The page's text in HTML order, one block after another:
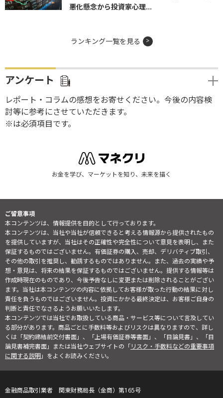
悪化懸念から投資家心理...
ランキング一覧を見る
アンケート
レポート・コラムの感想をお寄せください。今後の内容検
討等に参考にさせていただきます。
※は必須項目です。
お金を学び、マーケットを知り、未来を描く
ご留意事項
本コンテンツは、情報提供を目的として行っております。
本コンテンツは、当社や当社が信頼できると考える情報源から提供されたもの
を提供していますが、当社はその正確性や完全性について意見を表明し、また
保証するものではございません。有価証券の購入、売却、デリバティブ取引、
その他の取引を推奨し、勧誘するものではありません。また、過去の実績や予
想・意見は、将来の結果を保証するものではございません。提供する情報等は
作成時現在のものであり、今後予告なしに変更または削除されることがござい
ます。当社は本コンテンツの内容に依拠してお客様が取った行動の結果に対し
責任を負うものではございません。投資にかかる最終決定は、お客様ご自身の
判断と責任でなさるようお願いいたします。
本コンテンツでは当社でお取扱している商品・サービス等について言及してい
る部分があります。商品ごとに手数料等およびリスクは異なりますので、詳し
くは「契約締結前交付書面」、「上場有価証券等書面」、「目論見書」、「目
論見書補完書面」または当社ウェブサイトの「リスク・手数料などの重要事項
に関する説明」をよくお読みください。
金融商品取引業者 関東財務局長（金商）第165号